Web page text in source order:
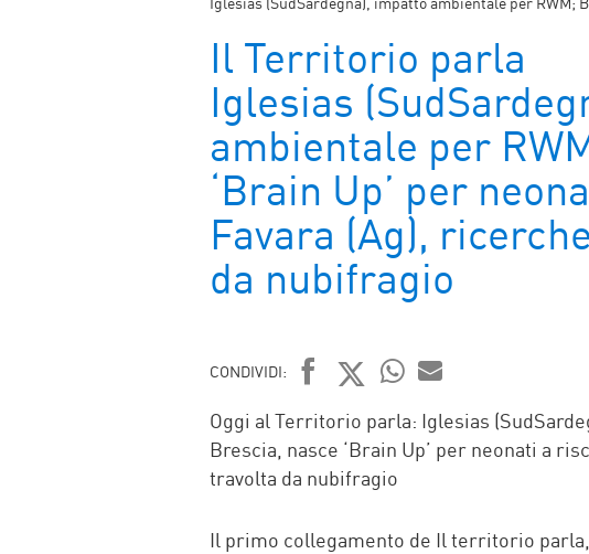
Il Territorio parla
Iglesias
ambientale per
‘Brain Up’ per
Favara (Ag),
da nubifragio
CONDIVIDI:
FACEBOOK
TWITTER
WHATSAPP
MAIL
Oggi al Territorio parla: Iglesias
Brescia, nasce ‘Brain Up’ per neonati a
travolta da nubifragio
Il primo collegamento de Il territorio